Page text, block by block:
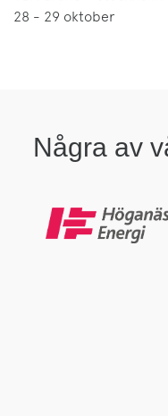
28 - 29 oktober
Några av